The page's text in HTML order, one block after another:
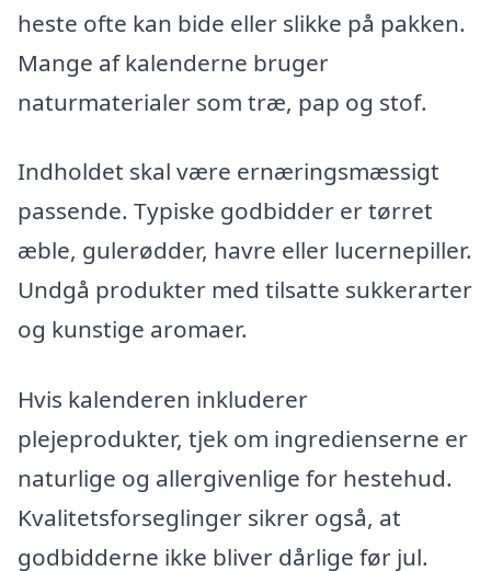
heste ofte kan bide eller slikke på pakken.
Mange af kalenderne bruger
naturmaterialer som træ, pap og stof.
Indholdet skal være ernæringsmæssigt
passende. Typiske godbidder er tørret
æble, gulerødder, havre eller lucernepiller.
Undgå produkter med tilsatte sukkerarter
og kunstige aromaer.
Hvis kalenderen inkluderer
plejeprodukter, tjek om ingredienserne er
naturlige og allergivenlige for hestehud.
Kvalitetsforseglinger sikrer også, at
godbidderne ikke bliver dårlige før jul.